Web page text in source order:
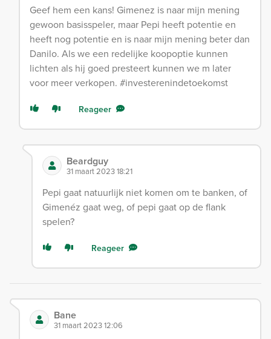
Geef hem een kans! Gimenez is naar mijn mening
gewoon basisspeler, maar Pepi heeft potentie en
heeft nog potentie en is naar mijn mening beter dan
Danilo. Als we een redelijke koopoptie kunnen
lichten als hij goed presteert kunnen we m later
voor meer verkopen. #investerenindetoekomst
Reageer
Beardguy
31 maart 2023 18:21
Pepi gaat natuurlijk niet komen om te banken, of
Gimenéz gaat weg, of pepi gaat op de flank
spelen?
Reageer
Bane
31 maart 2023 12:06